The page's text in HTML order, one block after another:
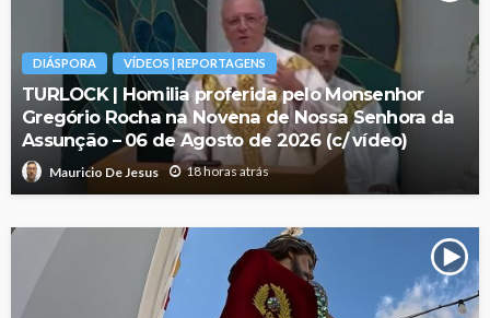
DIÁSPORA VÍDEOS | REPORTAGENS
TURLOCK | Homilia proferida pelo Monsenhor
Gregório Rocha na Novena de Nossa Senhora da
Assunção – 06 de Agosto de 2026 (c/ vídeo)
Mauricio De Jesus 18 horas atrás